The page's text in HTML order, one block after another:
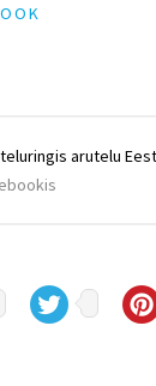
arutelu